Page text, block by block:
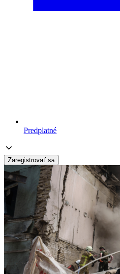
Predplatné
Zaregistrovať sa